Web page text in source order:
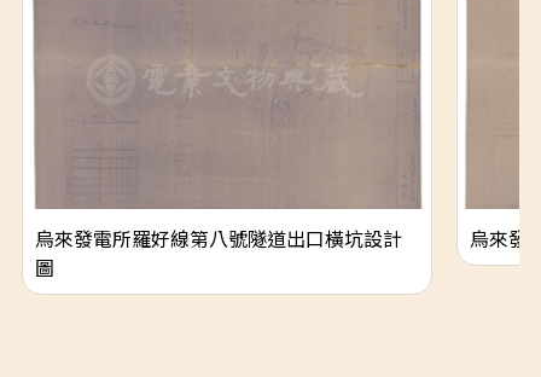
烏來發電所羅好線第八號隧道出口橫坑設計
圖
烏來發